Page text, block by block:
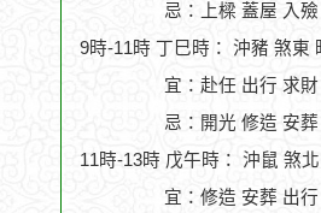
忌：上樑 蓋屋 入
9時-11時 丁巳時： 沖豬 煞東
宜：赴任 出行 求
忌：開光 修造 安葬
11時-13時 戊午時： 沖鼠 煞
宜：修造 安葬 出